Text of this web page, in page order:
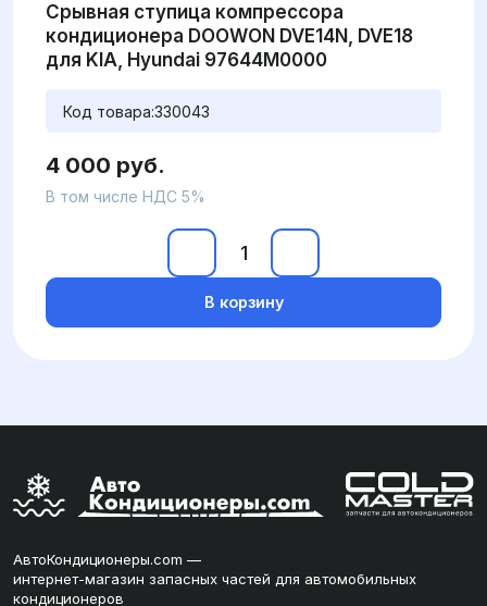
Срывная ступица компрессора
кондиционера DOOWON DVE14N, DVE18
для KIA, Hyundai 97644M0000
Код товара:330043
4 000 руб.
В том числе НДС 5%
В корзину
АвтоКондиционеры.com —
интернет-магазин запасных частей для автомобильных
кондиционеров